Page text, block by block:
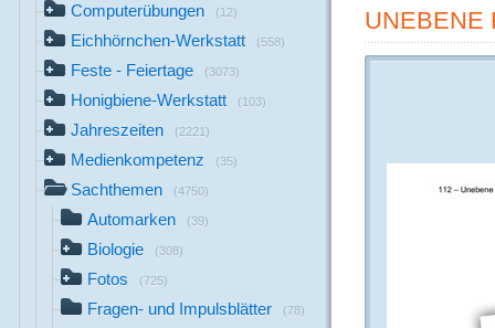
Computerübungen (12)
Eichhörnchen-Werkstatt (558)
Feste - Feiertage (3073)
Honigbiene-Werkstatt (103)
Jahreszeiten (2221)
Medienkompetenz (35)
Sachthemen (4750)
Automarken (39)
Biologie (308)
Fotos (725)
Fragen- und Impulsblätter (78)
UNEBENE